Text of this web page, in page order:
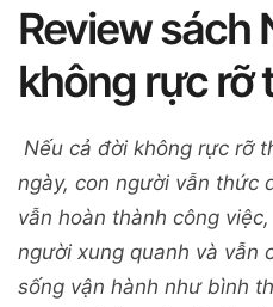
Review sách
không rực rỡ
Nếu cả đời không rực rỡ
ngày, con người vẫn thức
vẫn hoàn thành công
người xung quanh và vẫn
sống vận hành như bình